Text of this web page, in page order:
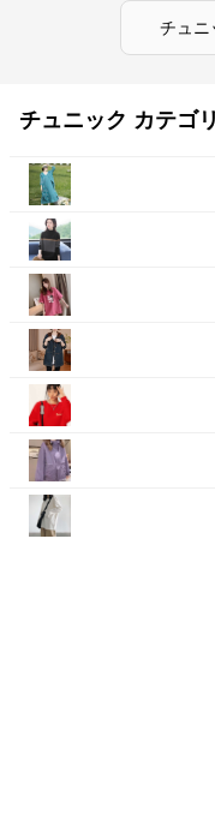
チュニ
チュニック カテゴ